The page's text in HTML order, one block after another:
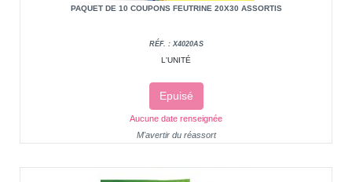
PAQUET DE 10 COUPONS FEUTRINE 20X30 ASSORTIS
RÉF. : X4020AS
L'UNITÉ
Epuisé
Aucune date renseignée
M'avertir du réassort